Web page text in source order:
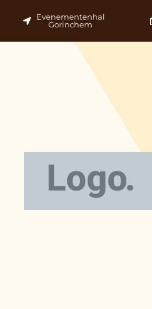
Evenementenhal
Gorinchem